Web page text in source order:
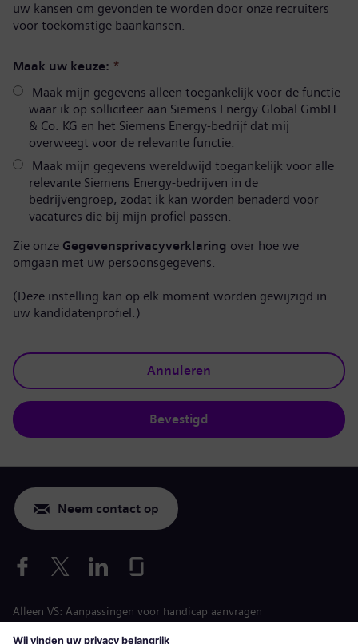
uw kansen om gevonden te worden door onze recruiters
voor toekomstige baankansen.
Maak uw keuze: *
Maak mijn gegevens alleen toegankelijk voor de functie
waar ik op solliciteer aan Siemens Energy Global GmbH
& Co. KG en het Siemens Energy-bedrijf dat mij
overweegt voor de relevante functie.
Maak mijn gegevens wereldwijd toegankelijk voor alle
relevante Siemens Energy-bedrijven in de
bedrijvengroep, zodat ik kan worden benaderd voor
vacatures die bij mijn profiel passen.
Zie onze Gegevensprivacyverklaring over hoe we
omgaan met uw persoonsgegevens.
(Deze instelling kan op elk moment worden gewijzigd in
uw kandidatenprofiel.)
Annuleren
Bevestigd
Neem contact op
Alleen VS: Aanpassingen voor handicap aanvragen